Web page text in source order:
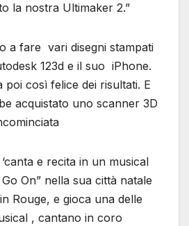
la nostra Ultimaker 2.”
a fare vari disegni stampati
123d e il suo iPhone.
così felice dei risultati. E
acquistato uno scanner 3D
e recita in un musical
On” nella sua città natale
Rouge, e gioca una delle
, cantano in coro